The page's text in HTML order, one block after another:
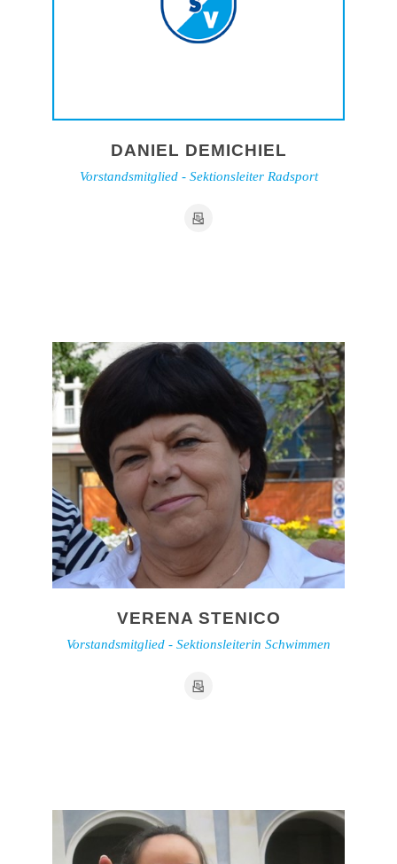
DANIEL DEMICHIEL
Vorstandsmitglied - Sektionsleiter Radsport
VERENA STENICO
Vorstandsmitglied - Sektionsleiterin Schwimmen